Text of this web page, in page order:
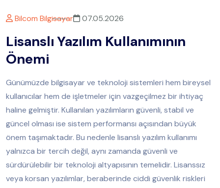
Bilcom Bilgisayar 07.05.2026
Lisanslı Yazılım Kullanımının
Önemi
Günümüzde bilgisayar ve teknoloji sistemleri hem bireysel
kullanıcılar hem de işletmeler için vazgeçilmez bir ihtiyaç
haline gelmiştir. Kullanılan yazılımların güvenli, stabil ve
güncel olması ise sistem performansı açısından büyük
önem taşımaktadır. Bu nedenle lisanslı yazılım kullanımı
yalnızca bir tercih değil, aynı zamanda güvenli ve
sürdürülebilir bir teknoloji altyapısının temelidir. Lisanssız
veya korsan yazılımlar, beraberinde ciddi güvenlik riskleri